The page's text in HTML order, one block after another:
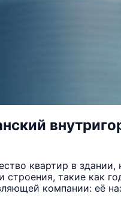
квартир в здании,
такие как
компании: её